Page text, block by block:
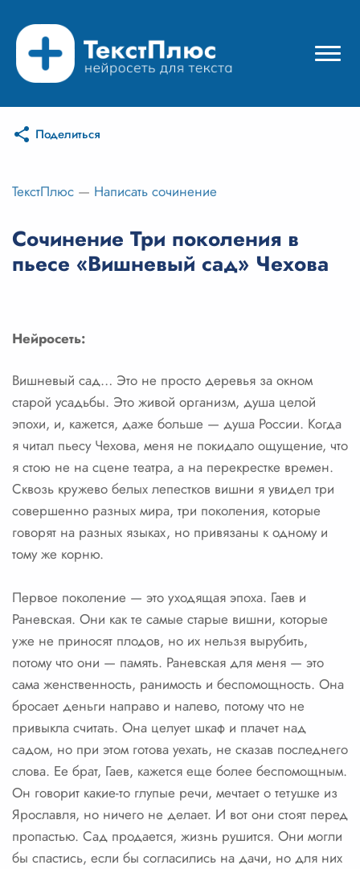
Режимы нейросети
Цены
Вход
Вход с Telegram
Поделиться
ТекстПлюс — Написать сочинение
Сочинение Три поколения в
пьесе «Вишневый сад» Чехова
Нейросеть:
Вишневый сад… Это не просто деревья за окном
старой усадьбы. Это живой организм, душа целой
эпохи, и, кажется, даже больше — душа России. Когда
я читал пьесу Чехова, меня не покидало ощущение, что
я стою не на сцене театра, а на перекрестке времен.
Сквозь кружево белых лепестков вишни я увидел три
совершенно разных мира, три поколения, которые
говорят на разных языках, но привязаны к одному и
тому же корню.
Первое поколение — это уходящая эпоха. Гаев и
Раневская. Они как те самые старые вишни, которые
уже не приносят плодов, но их нельзя вырубить,
потому что они — память. Раневская для меня — это
сама женственность, ранимость и беспомощность. Она
бросает деньги направо и налево, потому что не
привыкла считать. Она целует шкаф и плачет над
садом, но при этом готова уехать, не сказав последнего
слова. Ее брат, Гаев, кажется еще более беспомощным.
Он говорит какие-то глупые речи, мечтает о тетушке из
Ярославля, но ничего не делает. И вот они стоят перед
пропастью. Сад продается, жизнь рушится. Они могли
бы спастись, если бы согласились на дачи, но для них